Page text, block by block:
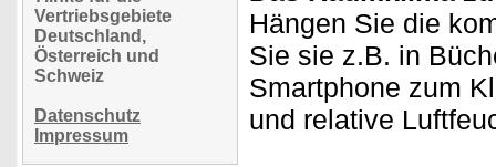
Vertriebsgebiete
Deutschland,
Österreich und
Schweiz
Datenschutz
Impressum
Hängen Sie die
Sie sie z.B. in
Smartphone zum
und relative